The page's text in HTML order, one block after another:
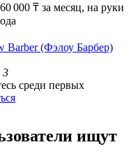
000 ₸ за месяц, на руки
Barber (Фэлоу Барбер)
3
среди первых
ищут